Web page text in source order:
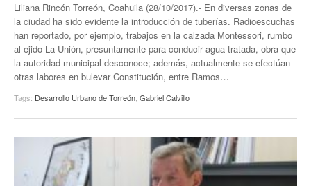
Liliana Rincón Torreón, Coahuila (28/10/2017).- En diversas zonas de
la ciudad ha sido evidente la introducción de tuberías. Radioescuchas
han reportado, por ejemplo, trabajos en la calzada Montessori, rumbo
al ejido La Unión, presuntamente para conducir agua tratada, obra que
la autoridad municipal desconoce; además, actualmente se efectúan
otras labores en bulevar Constitución, entre Ramos…
Tags: Desarrollo Urbano de Torreón Gabriel Calvillo